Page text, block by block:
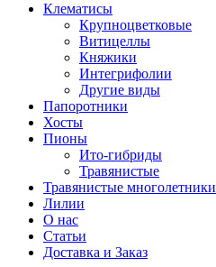
Клематисы
Крупноцветковые
Витицеллы
Княжики
Интегрифолии
Другие виды
Папоротники
Хосты
Пионы
Ито-гибриды
Травянистые
Травянистые многолетники
Лилии
О нас
Статьи
Доставка и Заказ